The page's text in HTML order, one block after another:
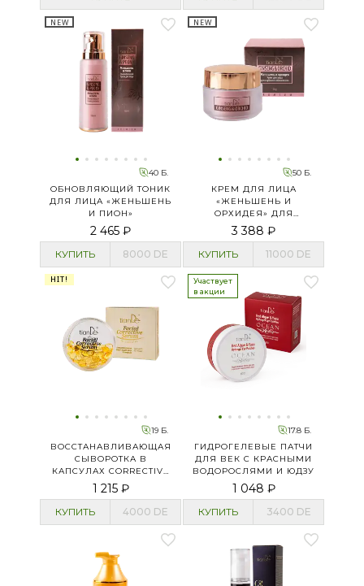
NEW
40 Б.
ОБНОВЛЯЮЩИЙ ТОНИК
ДЛЯ ЛИЦА «ЖЕНЬШЕНЬ
И ПИОН»
2 465 ₽
КУПИТЬ 8000 DE
NEW
50 Б.
КРЕМ ДЛЯ ЛИЦА
«ЖЕНЬШЕНЬ И
ОРХИДЕЯ» ДЛЯ
ГЛУБОКОГО
ОБНОВЛЕНИЯ
3 388 ₽
КУПИТЬ 11000 DE
HIT!
19 Б.
ВОССТАНАВЛИВАЮЩАЯ
СЫВОРОТКА В
КАПСУЛАХ CORRECTIVE
SERUM
1 215 ₽
КУПИТЬ 4000 DE
Участвует
в акции
17.8 Б.
ГИДРОГЕЛЕВЫЕ ПАТЧИ
ДЛЯ ВЕК С КРАСНЫМИ
ВОДОРОСЛЯМИ И ЮДЗУ
1 048 ₽
КУПИТЬ 3400 DE